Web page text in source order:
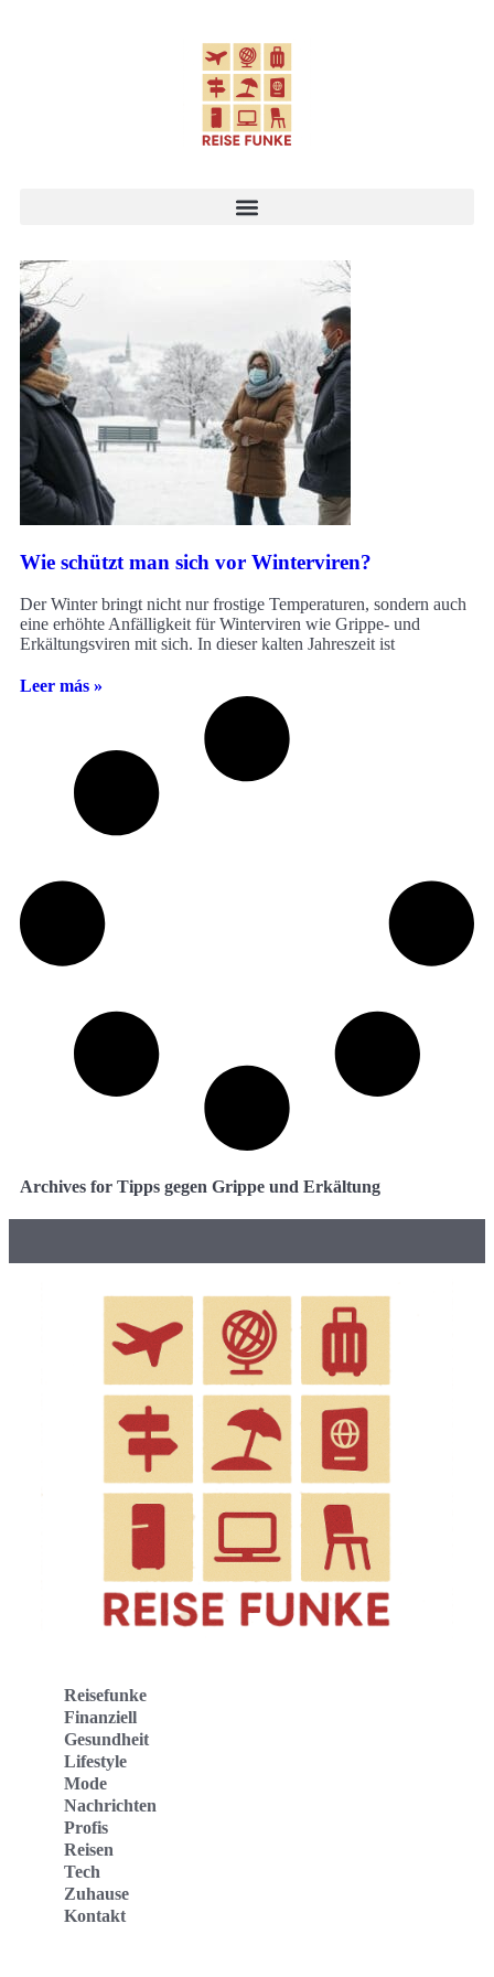
Wie schützt man sich vor Winterviren?
Der Winter bringt nicht nur frostige Temperaturen, sondern auch
eine erhöhte Anfälligkeit für Winterviren wie Grippe- und
Erkältungsviren mit sich. In dieser kalten Jahreszeit ist
Leer más »
Archives for Tipps gegen Grippe und Erkältung
Reisefunke
Finanziell
Gesundheit
Lifestyle
Mode
Nachrichten
Profis
Reisen
Tech
Zuhause
Kontakt